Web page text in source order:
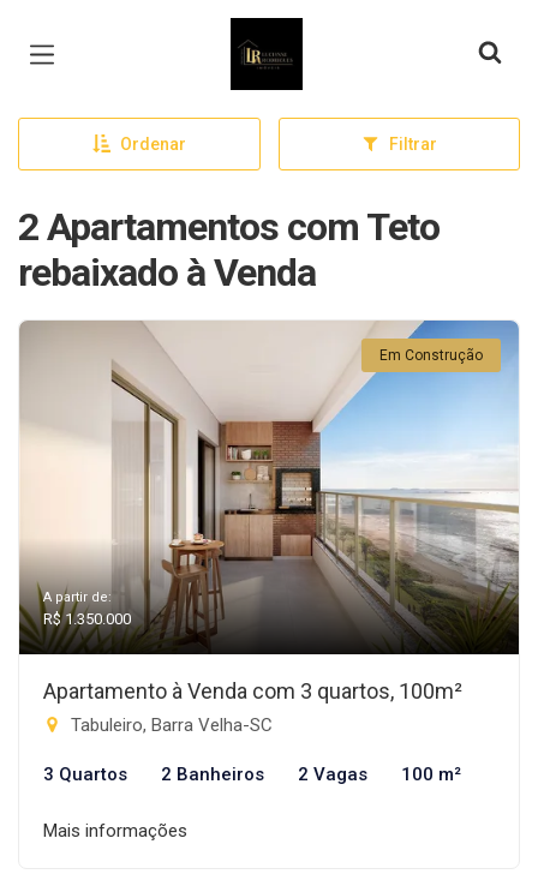
Página inicial
Ordenar Filtrar
2 Apartamentos com Teto
rebaixado à Venda
Em Construção
A partir de:
R$ 1.350.000
Apartamento à Venda com 3 quartos, 100m²
Tabuleiro, Barra Velha-SC
3 Quartos 2 Banheiros 2 Vagas 100 m²
Mais informações